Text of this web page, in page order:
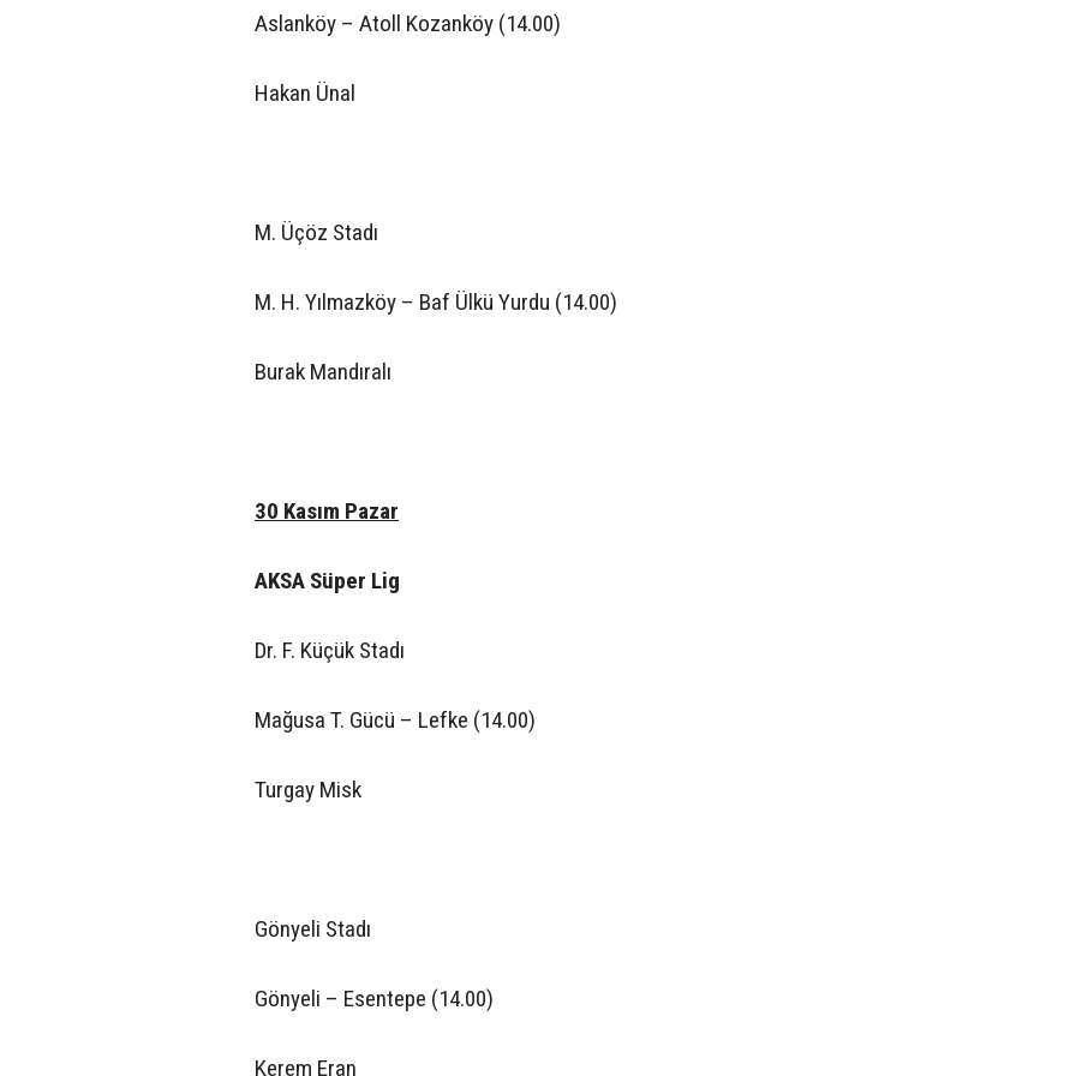
Aslanköy – Atoll Kozanköy (14.00)
Hakan Ünal
M. Üçöz Stadı
M. H. Yılmazköy – Baf Ülkü Yurdu (14.00)
Burak Mandıralı
30 Kasım Pazar
AKSA Süper Lig
Dr. F. Küçük Stadı
Mağusa T. Gücü – Lefke (14.00)
Turgay Misk
Gönyeli Stadı
Gönyeli – Esentepe (14.00)
Kerem Eran